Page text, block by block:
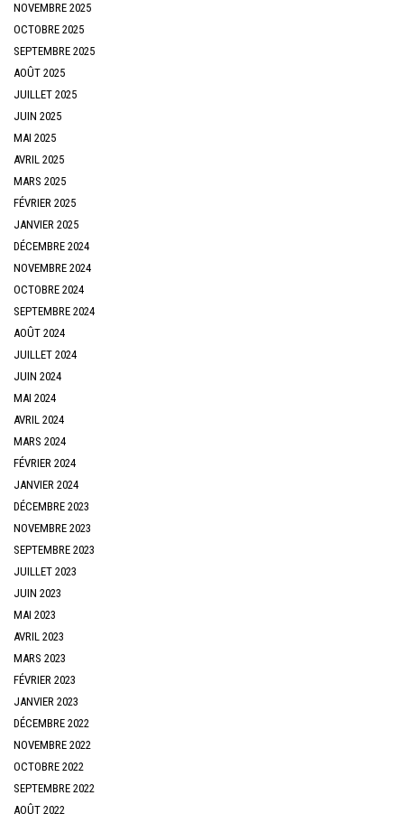
NOVEMBRE 2025
OCTOBRE 2025
SEPTEMBRE 2025
AOÛT 2025
JUILLET 2025
JUIN 2025
MAI 2025
AVRIL 2025
MARS 2025
FÉVRIER 2025
JANVIER 2025
DÉCEMBRE 2024
NOVEMBRE 2024
OCTOBRE 2024
SEPTEMBRE 2024
AOÛT 2024
JUILLET 2024
JUIN 2024
MAI 2024
AVRIL 2024
MARS 2024
FÉVRIER 2024
JANVIER 2024
DÉCEMBRE 2023
NOVEMBRE 2023
SEPTEMBRE 2023
JUILLET 2023
JUIN 2023
MAI 2023
AVRIL 2023
MARS 2023
FÉVRIER 2023
JANVIER 2023
DÉCEMBRE 2022
NOVEMBRE 2022
OCTOBRE 2022
SEPTEMBRE 2022
AOÛT 2022